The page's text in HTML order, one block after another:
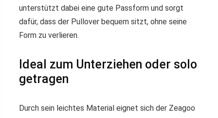
unterstützt dabei eine gute Passform und sorgt
dafür, dass der Pullover bequem sitzt, ohne seine
Form zu verlieren.
Ideal zum Unterziehen oder solo
getragen
Durch sein leichtes Material eignet sich der Zeagoo